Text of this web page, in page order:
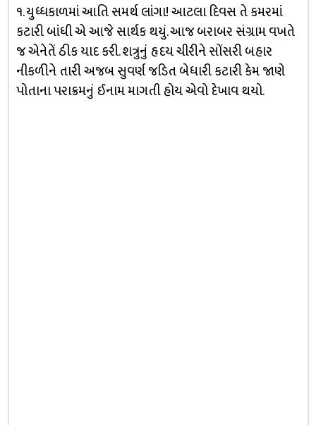
૧. યુધ્ધકાળમાં આતિ સમર્થ લાંગા! આટલા દિવસ તે કમરમાં
કટારી બાંધી એ આજે સાર્થક થયું. આજ બરાબર સંગ્રામ વખતે
જ એનેતેં ઠીક યાદ કરી. શત્રુનું હૃદય ચીરીને સોંસરી બહાર
નીકળીને તારી અજબ સુવર્ણ જડિત બેધારી કટારી કેમ જાણે
પોતાના પરાક્રમનું ઈનામ માગતી હોય એવો દેખાવ થયો.